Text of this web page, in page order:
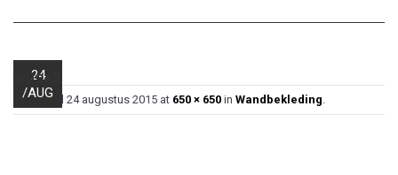
24
/AUG
airtex5
Published 24 augustus 2015 at 650 × 650 in Wandbekleding